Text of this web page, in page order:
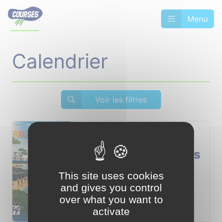
Menu
Calendrier
Voir les filtres
09
AOÛT
Foulées Micheloises
Challenge Endurance Shop
Challenge Galette St Michel
This site uses cookies
and gives you control
over what you want to
activate